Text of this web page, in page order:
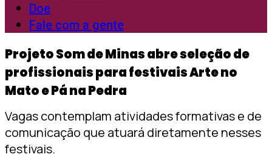
Doe
Fale com a gente
Projeto Som de Minas abre seleção de
profissionais para festivais Arte no
Mato e Pá na Pedra
Vagas contemplam atividades formativas e de
comunicação que atuará diretamente nesses
festivais.